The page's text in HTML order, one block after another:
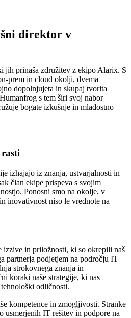
direktor v
jih prinaša združitev z ekipo Alarix. S
prem in cloud okolji, dvema
dopolnjujeta in skupaj tvorita
s tem širi svoj nabor
bogate izkušnje in mladostno
rasti
izhajajo iz znanja, ustvarjalnosti in
član ekipe prispeva s svojim
Ponosni smo na okolje, v
inovativnost niso le vrednote na
izzive in priložnosti, ki so okrepili naš
partnerja podjetjem na področju IT
strokovnega znanja in
koraki naše strategije, ki nas
odličnosti.
kompetence in zmogljivosti. Stranke
usmerjenih IT rešitev in podpore na